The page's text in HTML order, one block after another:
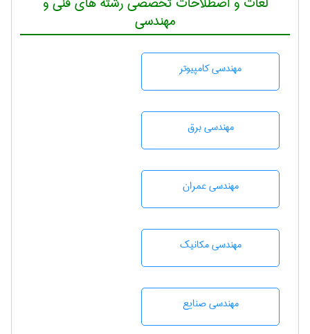
مهندسی
مهندسی كامپيوتر
مهندسی برق
مهندسی عمران
مهندسی مکانیک
مهندسی صنايع